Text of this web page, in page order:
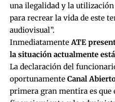
una ilegalidad y la utilización
para recrear la vida de este
audiovisual”.
Inmediatamente ATE
la situación actualmente
La declaración del
oportunamente Canal
primera gran mentira es que